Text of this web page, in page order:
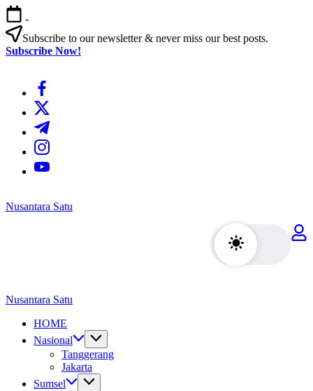
Skip
to
content
-
Subscribe to our newsletter & never miss our best posts.
Subscribe Now!
https://www.facebook.com/
https://twitter.com/
https://t.me/
https://www.instagram.com/
https://youtube.com/
Nusantara Satu
Berita
Nusantara Satu
Berita
Nusantara
HOME
Nasional
Tanggerang
Jakarta
Sumsel